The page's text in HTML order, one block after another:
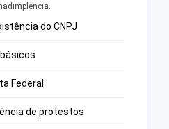
do CNPJ
Federal
de protestos